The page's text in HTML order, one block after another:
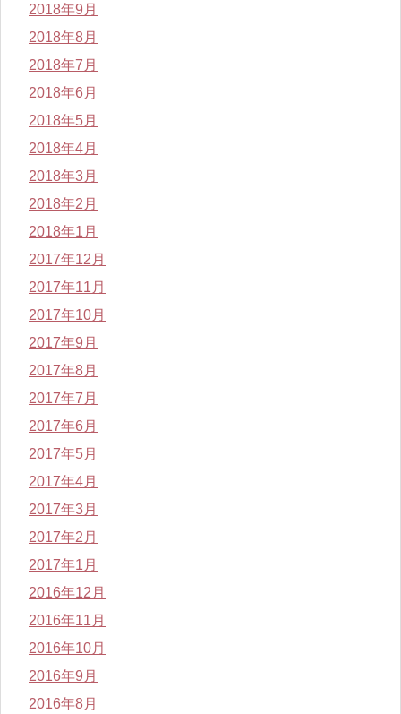
2018年9月
2018年8月
2018年7月
2018年6月
2018年5月
2018年4月
2018年3月
2018年2月
2018年1月
2017年12月
2017年11月
2017年10月
2017年9月
2017年8月
2017年7月
2017年6月
2017年5月
2017年4月
2017年3月
2017年2月
2017年1月
2016年12月
2016年11月
2016年10月
2016年9月
2016年8月